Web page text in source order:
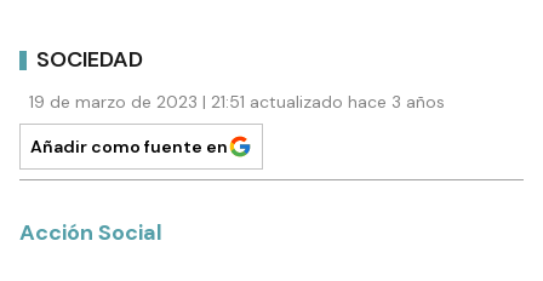
SOCIEDAD
19 de marzo de 2023 | 21:51 actualizado hace 3 años
Añadir como fuente en
Acción Social